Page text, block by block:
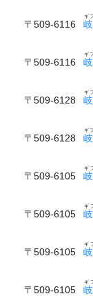
〒509-6116
ギ
〒509-6116
ギ
〒509-6128
ギ
〒509-6128
ギ
〒509-6105
ギ
〒509-6105
ギ
〒509-6105
ギ
〒509-6105
ギ